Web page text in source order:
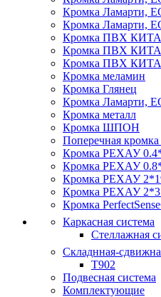
Кромка Ламарти,
Кромка Ламарти,
Кромка ПВХ
Кромка ПВХ
Кромка ПВХ
Кромка меламин
Кромка Глянец
Кромка Ламарти,
Кромка металл
Кромка ШПОН
Поперечная
Кромка PЕХАУ
Кромка PЕХАУ
Кромка PЕХАУ
Кромка PЕХАУ
Кромка
Каркасная система
Стеллажная
Складнная-
T902
Подвесная система
Комплектующие